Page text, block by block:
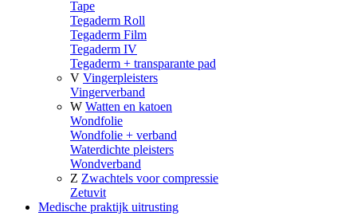
Tape
Tegaderm Roll
Tegaderm Film
Tegaderm IV
Tegaderm + transparante pad
V Vingerpleisters
Vingerverband
W Watten en katoen
Wondfolie
Wondfolie + verband
Waterdichte pleisters
Wondverband
Z Zwachtels voor compressie
Zetuvit
Medische praktijk uitrusting